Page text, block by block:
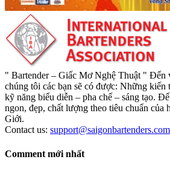
" Bartender – Giấc Mơ Nghệ Thuật " Đến
chúng tôi các bạn sẽ có được: Những
kỹ năng biểu diễn – pha chế – sáng tạo.
ngon, đẹp, chất lượng theo tiêu chuẩn của
Giới.
Contact us: support@saigonbartenders.com
Comment mới nhất